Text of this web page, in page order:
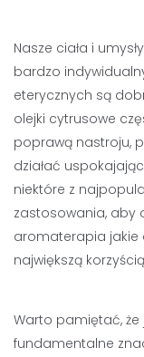
Nasze ciała i
bardzo
eterycznych są
olejki cytrusowe
poprawą nastroju,
działać
niektóre z
zastosowania, aby
aromaterapia jakie
największą
Warto pamiętać,
fundamentalne